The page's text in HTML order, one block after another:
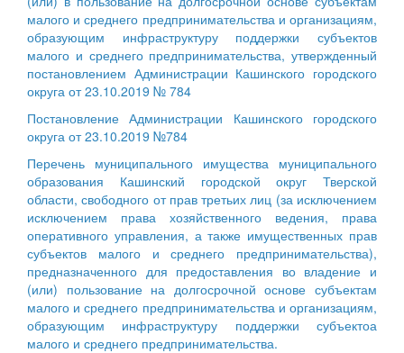
малого и среднего предпринимательства и организациям,
образующим инфраструктуру поддержки субъектов
малого и среднего предпринимательства, утвержденный
постановлением Администрации Кашинского городского
округа от 23.10.2019 № 784
Постановление Администрации Кашинского городского
округа от 23.10.2019 №784
Перечень муниципального имущества муниципального
образования Кашинский городской округ Тверской
области, свободного от прав третьих лиц (за исключением
исключением права хозяйственного ведения, права
оперативного управления, а также имущественных прав
субъектов малого и среднего предпринимательства),
предназначенного для предоставления во владение и
(или) пользование на долгосрочной основе субъектам
малого и среднего предпринимательства и организациям,
образующим инфраструктуру поддержки субъектоа
малого и среднего предпринимательства.